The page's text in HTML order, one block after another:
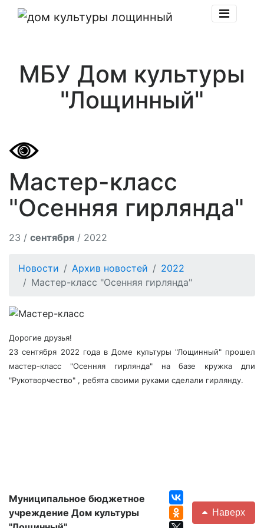
МБУ Дом культуры
"Лощинный"
Мастер-класс
"Осенняя гирлянда"
23 / сентября / 2022
Новости Архив новостей
2022
Мастер-класс "Осенняя гирлянда"
Дорогие друзья!
23 сентября 2022 года в Доме культуры "Лощинный" прошел
мастер-класс "Осенняя гирлянда" на базе кружка дпи
"Рукотворчество" , ребята своими руками сделали гирлянду.
Муниципальное бюджетное
учреждение Дом культуры
Наверх